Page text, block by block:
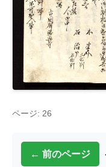
ページ: 26
← 前のページ